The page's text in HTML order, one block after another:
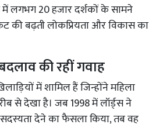
में लगभग 20 हजार दर्शकों के सामने
की बढ़ती लोकप्रियता और विकास का
की रहीं गवाह
में शामिल हैं जिन्होंने महिला
से देखा है। जब 1998 में लॉर्ड्स ने
देने का फैसला किया, तब वह